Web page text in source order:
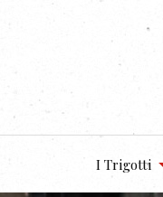
I Trigotti